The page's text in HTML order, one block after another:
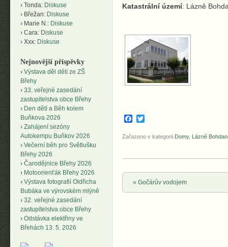
Katastrální území: Lázně
Facebook
Zařazeno v kategorii Domy, Lázně
Post navigation
« Gočárův vodojem
Tonda: Diskuse
Břežan: Diskuse
Marie N.: Diskuse
Cara: Diskuse
Xxx: Diskuse
Nejnovější příspěvky
Výstava děl dětí ze ZŠ
Břehy
33. veřejné zasedání
zastupitelstva obce Břehy
Den dětí a Běh kolem
Buňkova 2026
Zahájení sezóny
Autokempu Buňkov 2026
Večerní běh pro Světlušku
Břehy 2026
Čarodějnice Břehy 2026
Motoorienťák Břehy 2026
Výstava fotografií Oldřicha
Bubáka ve výrovském mlýně
32. veřejné zasedání
zastupitelstva obce Břehy
Odstávka elektřiny ve
Břehách 13. 5. 2026